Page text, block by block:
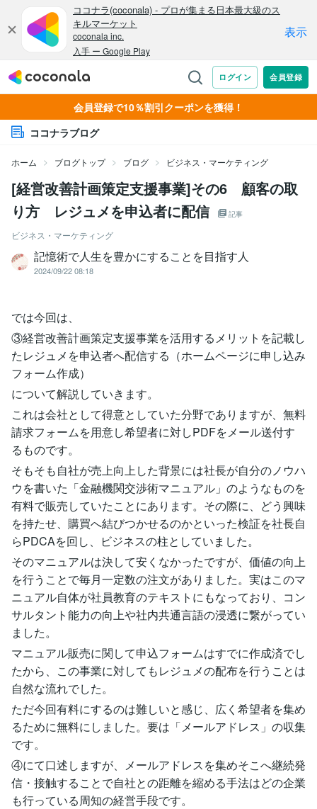
会員登録で10％割引クーポンを獲得！
ココナラブログ
ホーム ブログトップ ブログ ビジネス・マーケティング
[経営改善計画策定支援事業]その6 顧客の取
り方 レジュメを申込者に配信
記事
ビジネス・マーケティング
記憶術で人生を豊かにすることを目指す人
2024/09/22 08:18
では今回は、
③経営改善計画策定支援事業を活用するメリットを記載し
たレジュメを申込者へ配信する（ホームページに申し込み
フォーム作成）
について解説していきます。
これは会社として得意としていた分野でありますが、無料
請求フォームを用意し希望者に対しPDFをメール送付す
るものです。
そもそも自社が売上向上した背景には社長が自分のノウハ
ウを書いた「金融機関交渉術マニュアル」のようなものを
有料で販売していたことにあります。その際に、どう興味
を持たせ、購買へ結びつかせるのかといった検証を社長自
らPDCAを回し、ビジネスの柱としていました。
そのマニュアルは決して安くなかったですが、価値の向上
を行うことで毎月一定数の注文がありました。実はこのマ
ニュアル自体が社員教育のテキストにもなっており、コン
サルタント能力の向上や社内共通言語の浸透に繋がってい
ました。
マニュアル販売に関して申込フォームはすでに作成済でし
たから、この事業に対してもレジュメの配布を行うことは
自然な流れでした。
ただ今回有料にするのは難しいと感じ、広く希望者を集め
るために無料にしました。要は「メールアドレス」の収集
です。
④にて口述しますが、メールアドレスを集めそこへ継続発
信・接触することで自社との距離を縮める手法はどの企業
も行っている周知の経営手段です。